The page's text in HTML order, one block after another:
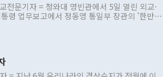
전문기자 = 청와대 영빈관에서 5일 열린 외교·
령 업무보고에서 정동영 통일부 장관의 '한반도
거치지 않은 사안을 정책으로 추진하겠다고 공
실적 구상'이라는 비판을 내놨다. 그동안 정 장
물의를 빚은 적은 여러 번 있지만 대통령과 유